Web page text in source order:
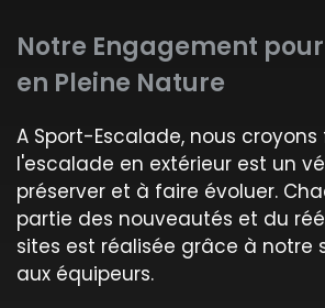
Notre Engagement
en Pleine Nature
A Sport-Escalade, nous
l'escalade en extérieur est un
préserver et à faire évoluer.
partie des nouveautés et du
sites est réalisée grâce à notre
aux équipeurs.